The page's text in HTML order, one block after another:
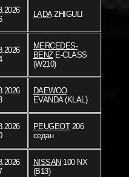
LADAZHIGULI
MERCEDES-
BENZE-CLASS
(W210)
DAEWOO
EVANDA (KLAL)
PEUGEOT206
седан
NISSAN 100 NX
(B13)